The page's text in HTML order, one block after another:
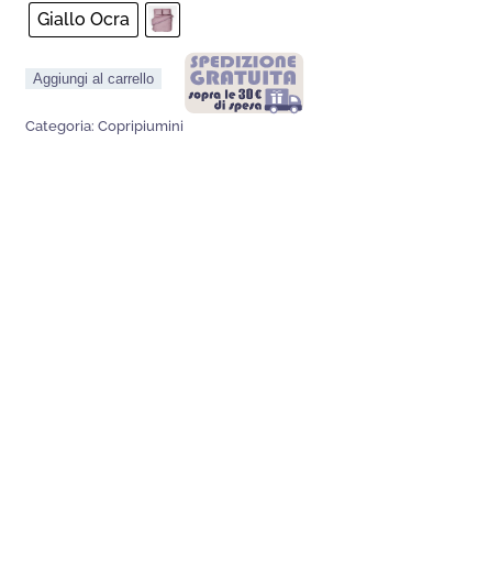
Giallo Ocra
Copripiumino
Cotone
Aggiungi al carrello
Categoria: Copripiumini